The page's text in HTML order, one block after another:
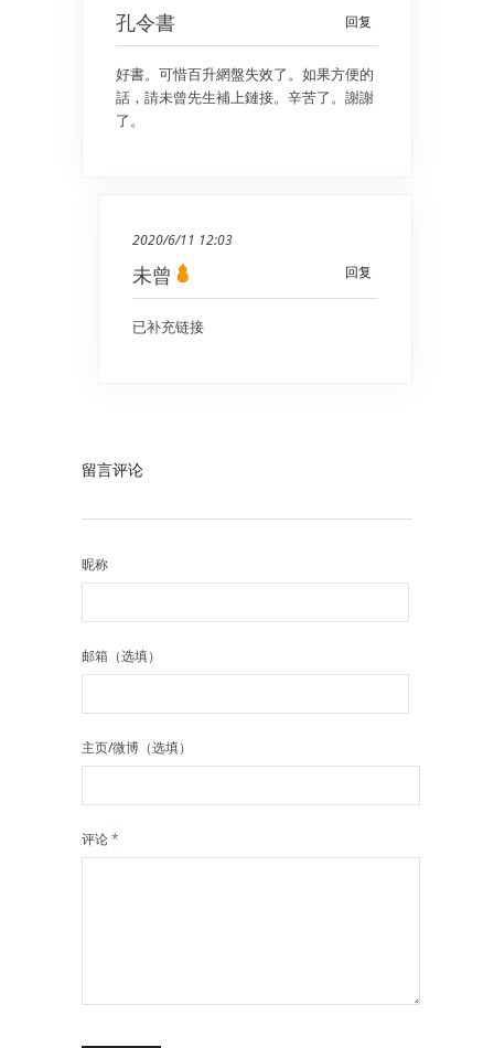
回复
孔令書
好書。可惜百升網盤失效了。如果方便的
話，請未曾先生補上鏈接。辛苦了。謝謝
了。
2020/6/11 12:03
回复
未曾
已补充链接
留言评论
昵称
邮箱（选填）
主页/微博（选填）
评论*